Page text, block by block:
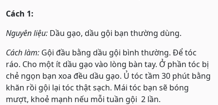
Cách 1:
Nguyên liệu: Dầu gạo, dầu gội bạn thường dùng.
Cách làm: Gội đầu bằng dầu gội bình thường. Để tóc
ráo. Cho một ít dầu gạo vào lòng bàn tay. Ở phần tóc bị
chẻ ngọn bạn xoa đều dầu gạo. Ủ tóc tầm 30 phút bằng
khăn rồi gội lại tóc thật sạch. Mái tóc bạn sẽ bóng
mượt, khoẻ mạnh nếu mỗi tuần gội 2 lần.